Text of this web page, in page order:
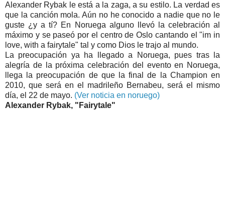
Alexander Rybak le está a la zaga, a su estilo. La verdad es
que la canción mola. Aún no he conocido a nadie que no le
guste ¿y a tí? En Noruega alguno llevó la celebración al
máximo y se paseó por el centro de Oslo cantando el "im in
love, with a fairytale" tal y como Dios le trajo al mundo.
La preocupación ya ha llegado a Noruega, pues tras la
alegría de la próxima celebración del evento en Noruega,
llega la preocupación de que la final de la Champion en
2010, que será en el madrileño Bernabeu, será el mismo
día, el 22 de mayo. (Ver noticia en noruego)
Alexander Rybak, "Fairytale"